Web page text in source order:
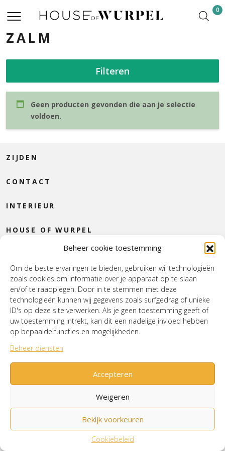
Beheer cookie toestemming
Om de beste ervaringen te bieden, gebruiken wij technologieën
zoals cookies om informatie over je apparaat op te slaan
en/of te raadplegen. Door in te stemmen met deze
technologieën kunnen wij gegevens zoals surfgedrag of unieke
ID's op deze site verwerken. Als je geen toestemming geeft of
uw toestemming intrekt, kan dit een nadelige invloed hebben
op bepaalde functies en mogelijkheden.
Beheer diensten
Accepteren
Weigeren
Bekijk voorkeuren
Cookiebeleid
0
ZALM
Filteren
Geen producten gevonden die aan je selectie
voldoen.
HOUSE OF WURPEL
OPENINGSTIJDEN
ZIJDEN
CONTACT
INTERIEUR
Verzenden & RetournerenCookiebeleid (EU)
Mijn account
© House of Wurpel 2026 - Proudly made by